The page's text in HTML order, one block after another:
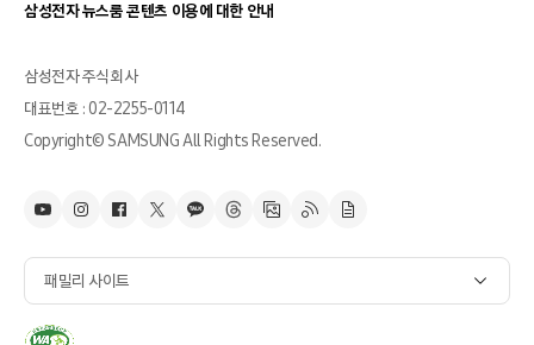
삼성전자 뉴스룸 콘텐츠 이용에 대한 안내
삼성전자 주식회사
대표번호 : 02-2255-0114
Copyright© SAMSUNG All Rights Reserved.
패밀리 사이트